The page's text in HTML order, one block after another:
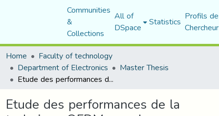
Communities
&
Collections
All of
DSpace Statistics Profils
Home
Faculty of technology
Department of Electronics Master Thesis
Etude des performances de la technique OFDM pour les communications sans fil
Etude des performances de la